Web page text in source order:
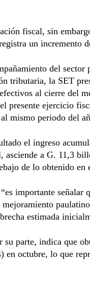
fiscal, sin
un incremento
del sector
tributaria, la SET
al cierre del
presente ejercicio
mismo periodo del
el ingreso
asciende a G. 11,3
de lo obtenido
importante señalar
mejoramiento
estimada
parte, indica que
en octubre, lo que